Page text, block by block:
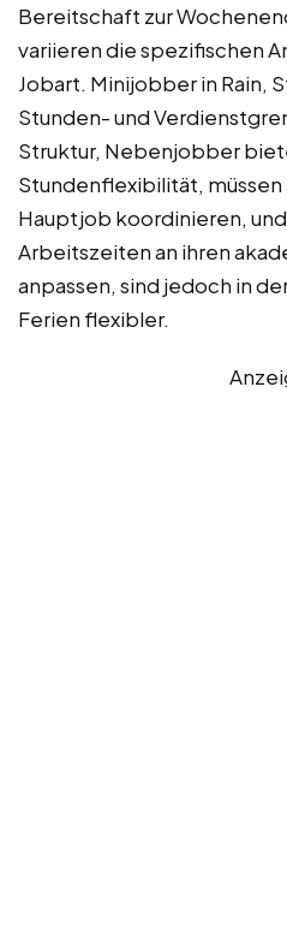
Bereitschaft zur
variieren die spezifischen
Jobart. Minijobber in Rain,
Stunden- und
Struktur, Nebenjobber
Stundenflexibilität,
Hauptjob koordinieren,
Arbeitszeiten an ihren
anpassen, sind jedoch in
Ferien flexibler.